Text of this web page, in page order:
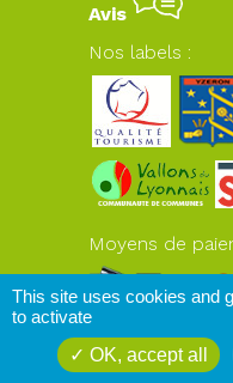
Avis
Nos labels :
Moyens de
This site uses cookies and
to activate
OK, accept all